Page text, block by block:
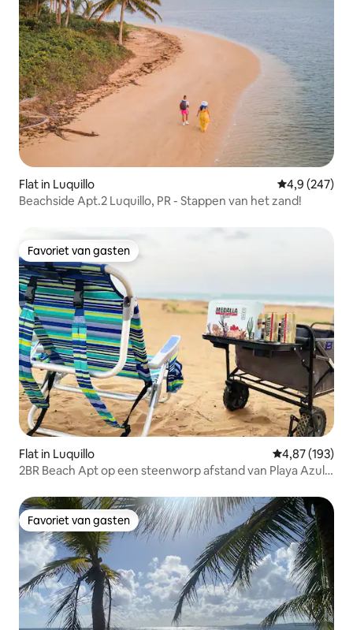
Flat in Luquillo Gemiddelde
4,9 (247)
Beachside Apt.2 Luquillo, PR - Stappen van het zand!
Favoriet van gasten
Favoriet van gasten
Flat in Luquillo Gemiddelde
4,87 (193)
2BR Beach Apt op een steenworp afstand van Playa Azul,
Favoriet van gasten
Favoriet van gasten